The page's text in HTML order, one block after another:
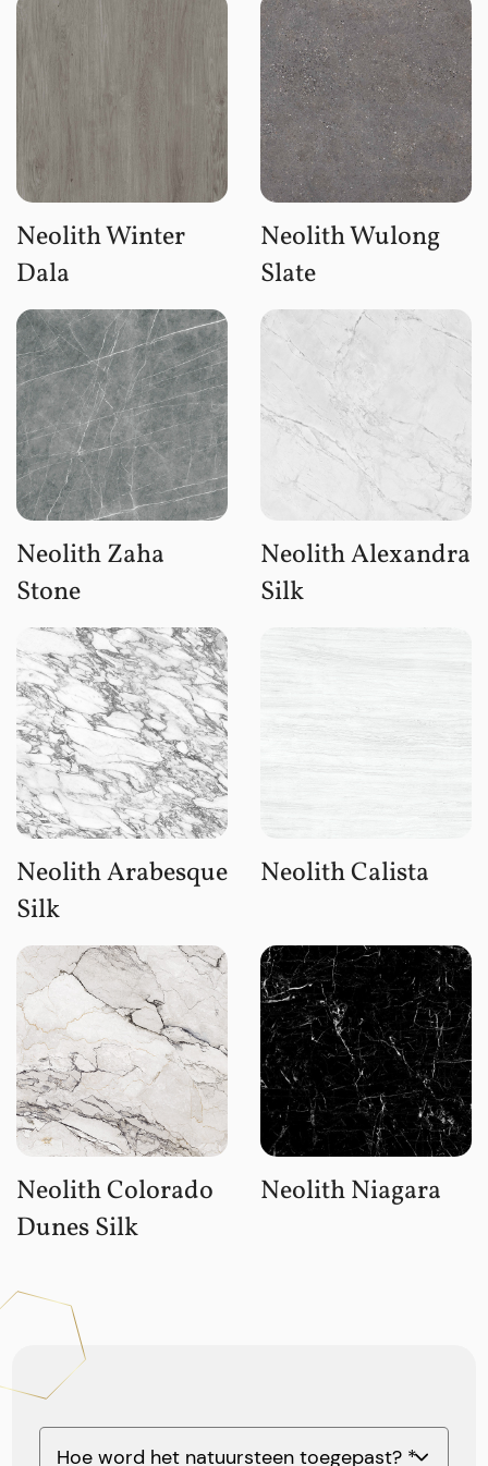
Neolith Winter
Dala
Neolith Wulong
Slate
Neolith Zaha
Stone
Neolith Alexandra
Silk
Neolith Arabesque
Silk
Neolith Calista
Neolith Colorado
Dunes Silk
Neolith Niagara